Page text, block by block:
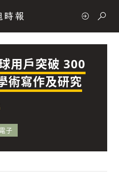
政治
經濟
用戶突破 300
術寫作及研究
子